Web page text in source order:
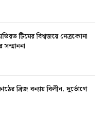
টিমের বিশ্বজয়ে নেত্রকোনা
ব্রিজ বন্যায় বিলীন, দুর্ভোগে